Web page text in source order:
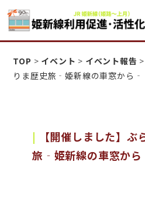
姫新線利
TOP > イベント > イベント報告 >
りま歴史旅‐姫新線の車窓から‐
【開催しました】ぶ
旅‐姫新線の車窓か